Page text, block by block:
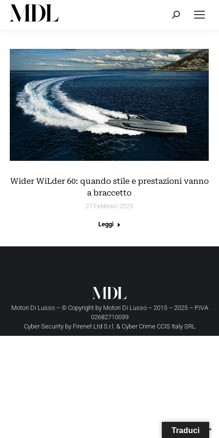
Cerca:
Wider WiLder 60: quando stile e prestazioni vanno
a braccetto
27 Febbraio 2023
Leggi
Motori Di Lusso – © Copyright by Motori Di Lusso– 2015 – 2025 – P.IVA
02682710039
Cyber Security by Firenet Ltd S.r.l. & Cyber Crime CCIS Italy SRL
Traduci